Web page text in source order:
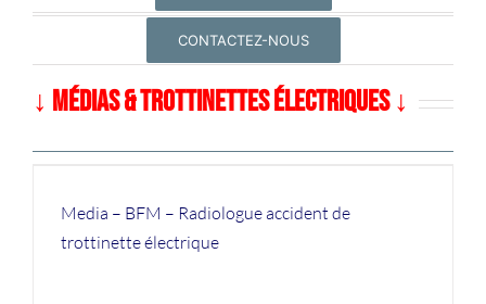
CONTACTEZ-NOUS
↓ MÉDIAS & TROTTINETTES ÉLECTRIQUES ↓
Media – BFM – Radiologue accident de
trottinette électrique